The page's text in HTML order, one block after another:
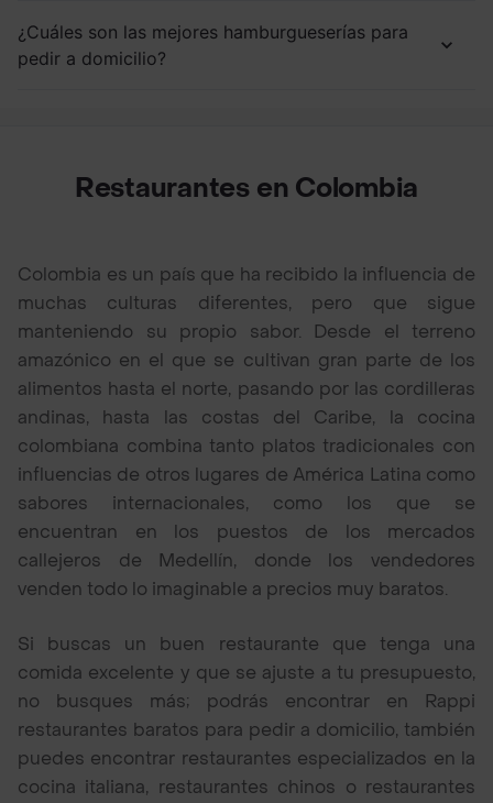
¿Cuáles son las mejores hamburgueserías para
pedir a domicilio?
Restaurantes en Colombia
Colombia es un país que ha recibido la influencia de
muchas culturas diferentes, pero que sigue
manteniendo su propio sabor. Desde el terreno
amazónico en el que se cultivan gran parte de los
alimentos hasta el norte, pasando por las cordilleras
andinas, hasta las costas del Caribe, la cocina
colombiana combina tanto platos tradicionales con
influencias de otros lugares de América Latina como
sabores internacionales, como los que se
encuentran en los puestos de los mercados
callejeros de Medellín, donde los vendedores
venden todo lo imaginable a precios muy baratos.
Si buscas un buen restaurante que tenga una
comida excelente y que se ajuste a tu presupuesto,
no busques más; podrás encontrar en Rappi
restaurantes baratos para pedir a domicilio, también
puedes encontrar restaurantes especializados en la
cocina italiana, restaurantes chinos o restaurantes